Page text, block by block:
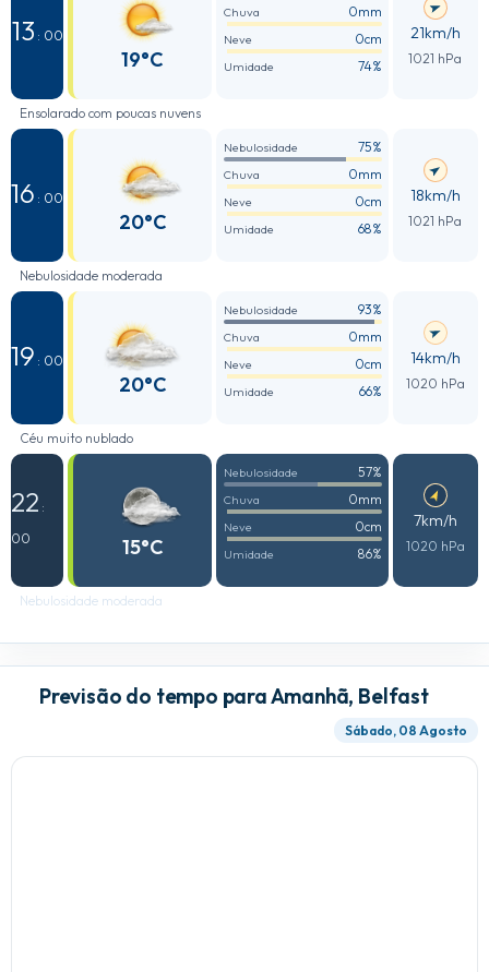
13 : 00
19°C
Chuva 0mm
Neve 0cm
Umidade 74%
21km/h
1021 hPa
Ensolarado com poucas nuvens
16 : 00
20°C
Nebulosidade 75%
Chuva 0mm
Neve 0cm
Umidade 68%
18km/h
1021 hPa
Nebulosidade moderada
19 : 00
20°C
Nebulosidade 93%
Chuva 0mm
Neve 0cm
Umidade 66%
14km/h
1020 hPa
Céu muito nublado
22 :
00
15°C
Nebulosidade 57%
Chuva 0mm
Neve 0cm
Umidade 86%
7km/h
1020 hPa
Nebulosidade moderada
Previsão do tempo para Amanhã, Belfast
Sábado, 08 Agosto